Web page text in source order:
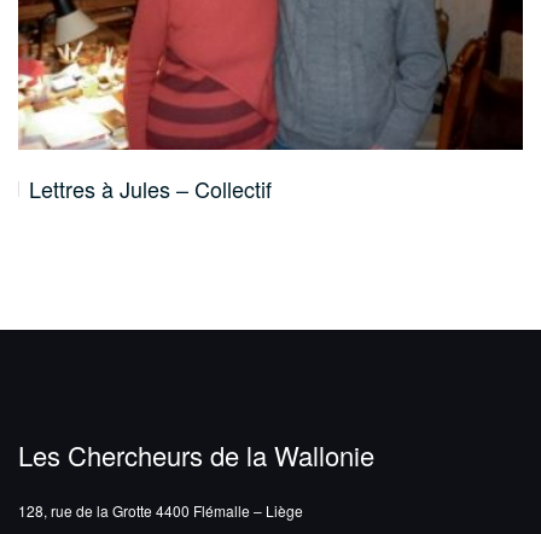
Lettres à Jules – Collectif
Les Chercheurs de la Wallonie
128, rue de la Grotte 4400 Flémalle – Liège